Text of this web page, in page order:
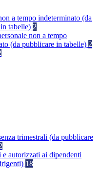
a tempo indeterminato (da
tabelle) 2
non a tempo
(da pubblicare in tabelle) 2
trimestrali (da pubblicare
autorizzati ai dipendenti
18